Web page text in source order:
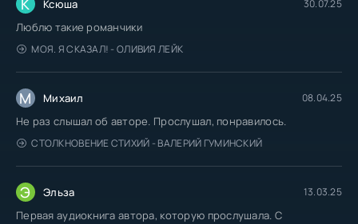
Ксюша 30.07.25
Люблю такие романчики
МОЯ. Я СКАЗАЛ! - ОЛИВИЯ ЛЕЙК
М Михаил 08.04.25
Не раз слышал об авторе. Прослушал, понравилось.
СТОЛКНОВЕНИЕ СТИХИЙ - ВАЛЕРИЙ ГУМИНСКИЙ
Э Эльза 13.03.25
Первая аудиокнига автора, которую прослушала. С